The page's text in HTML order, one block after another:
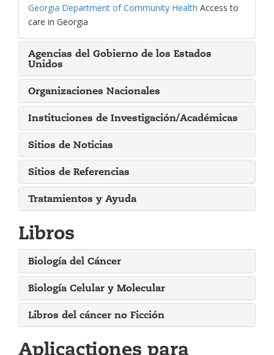
Georgia Department of Community Health Access to
care in Georgia
Agencias del Gobierno de los Estados
Unidos
Organizaciones Nacionales
Instituciones de Investigación/Académicas
Sitios de Noticias
Sitios de Referencias
Tratamientos y Ayuda
Libros
Biología del Cáncer
Biología Celular y Molecular
Libros del cáncer no Ficción
Aplicactiones para